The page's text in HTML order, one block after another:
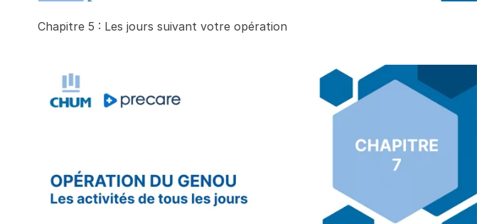
Chapitre 5 : Les jours suivant votre opération